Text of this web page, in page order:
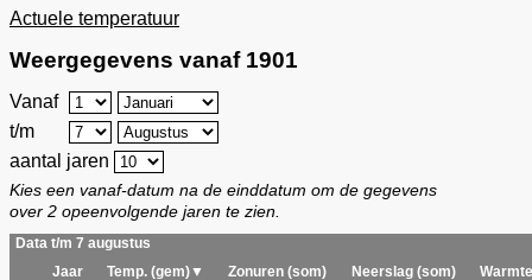
Actuele temperatuur
Weergegevens vanaf 1901
Vanaf
t/m
aantal jaren
Kies een vanaf-datum na de einddatum om de gegevens
over 2 opeenvolgende jaren te zien.
Data t/m 7 augustus
Jaar
Temp. (gem)▼ Zonuren (som) Neerslag (som)